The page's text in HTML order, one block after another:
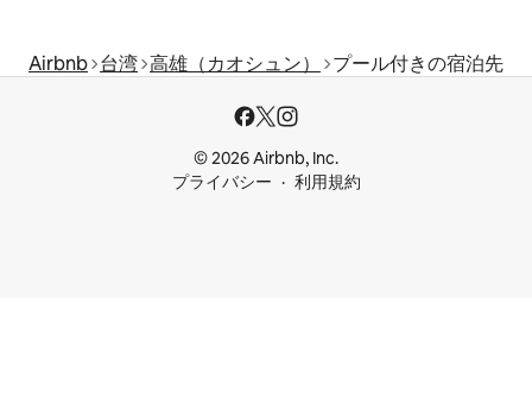
Airbnb 台湾 高雄（カオシュン） プール付きの宿泊先
© 2026 Airbnb, Inc.
プライバシー
利用規約